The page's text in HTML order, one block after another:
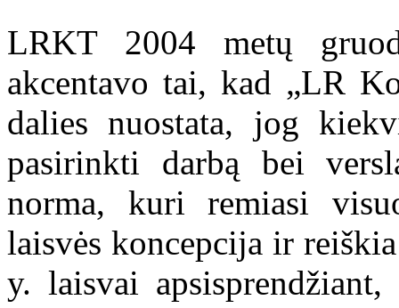
LRKT 2004 metų
akcentavo tai, kad „LR
dalies nuostata, jog
pasirinkti darbą bei
norma, kuri remiasi
laisvės koncepcija ir
y. laisvai